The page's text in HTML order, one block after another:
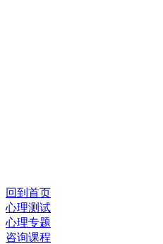
回到首页
心理测试
心理专题
咨询课程